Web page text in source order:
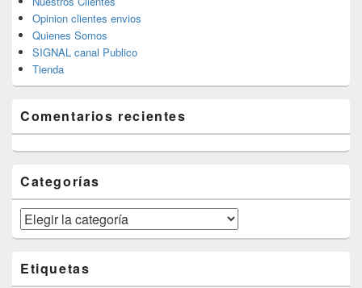
Opinion clientes envios
Quienes Somos
SIGNAL canal Publico
Tienda
Comentarios recientes
Categorías
Categorías
Etiquetas